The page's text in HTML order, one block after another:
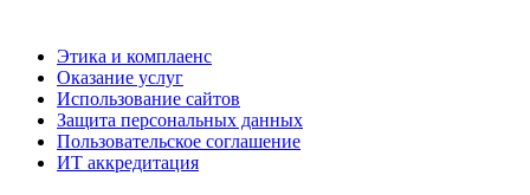
Этика и комплаенс
Оказание услуг
Использование сайтов
Защита персональных данных
Пользовательское соглашение
ИТ аккредитация